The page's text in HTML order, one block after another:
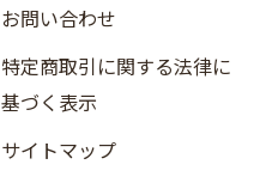
お問い合わせ
特定商取引に関する法律に
基づく表示
サイトマップ